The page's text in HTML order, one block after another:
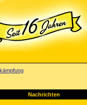
Nachrichten